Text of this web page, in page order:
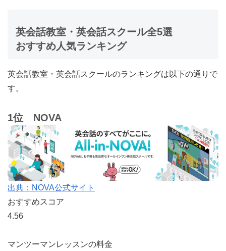
英会話教室・英会話スクール全5選
おすすめ人気ランキング
英会話教室・英会話スクールのランキングは以下の通りで
す。
1位 NOVA
出典：NOVA公式サイト
おすすめスコア
4.56
マンツーマンレッスンの料金